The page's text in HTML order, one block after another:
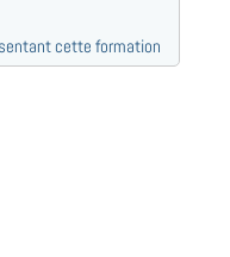
cette formation